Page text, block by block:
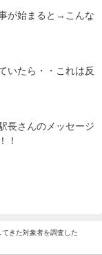
が始まると→こんな
いたら・・これは反
長さんのメッセージ
！
きた対象者を調査した